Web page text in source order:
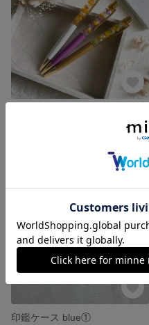
印鑑ケース blue①